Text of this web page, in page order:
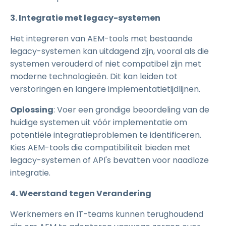
3. Integratie met legacy-systemen
Het integreren van AEM-tools met bestaande
legacy-systemen kan uitdagend zijn, vooral als die
systemen verouderd of niet compatibel zijn met
moderne technologieën. Dit kan leiden tot
verstoringen en langere implementatietijdlijnen.
Oplossing: Voer een grondige beoordeling van de
huidige systemen uit vóór implementatie om
potentiële integratieproblemen te identificeren.
Kies AEM-tools die compatibiliteit bieden met
legacy-systemen of API's bevatten voor naadloze
integratie.
4. Weerstand tegen Verandering
Werknemers en IT-teams kunnen terughoudend